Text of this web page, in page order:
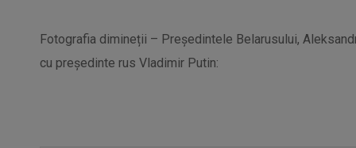
Fotografia dimineții – Președintele Belarusului,
cu președinte rus Vladimir Putin: